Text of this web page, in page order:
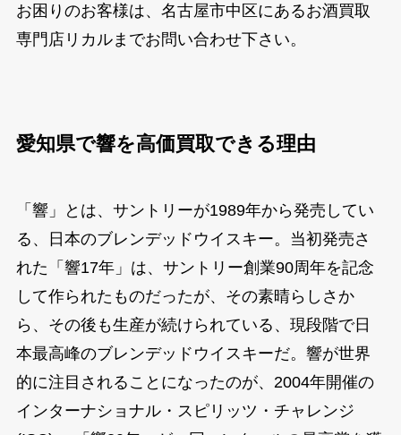
お困りのお客様は、名古屋市中区にあるお酒買取
専門店リカルまでお問い合わせ下さい。
愛知県で響を高価買取できる理由
「響」とは、サントリーが1989年から発売してい
る、日本のブレンデッドウイスキー。当初発売さ
れた「響17年」は、サントリー創業90周年を記念
して作られたものだったが、その素晴らしさか
ら、その後も生産が続けられている、現段階で日
本最高峰のブレンデッドウイスキーだ。響が世界
的に注目されることになったのが、2004年開催の
インターナショナル・スピリッツ・チャレンジ